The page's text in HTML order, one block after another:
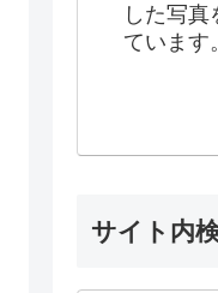
した写真
ています。
サイト内